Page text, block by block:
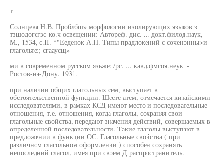
т
Солнцева Н.В. Проблбш» морфологии изолирующих языков з
тзшодогсгзс-ко.ч освещении: Автореф. дис. ... докт.филод.наук, -
М., 1534, с.II. *"Ееденок А.П. Типы прадлокений с соченонны>и
глагольте:; сгааусщ»
ми в современном русском язьже: /рс. ... кавд.фмгоя.неук, -
Ростов-на-Дону. 1931.
при наличии общих глагольных сем, выступает в
обстоятельственной функции. Шесте атем, отмечается китайскими
исследователями, в рамках КСД имеют место и последовательные
отношения, т.е. отношения, когда глаголы, сохраняя свои
глагольные свойства, передают значения действий, совершаемых в
определенной последовательности. Такие глаголы выступают в
предложении в функции ОС. Глагольные свойства ( при
различном глагольном оформлении ) способен сохранять
непоследний глагол, имея при своем Д распространитель.